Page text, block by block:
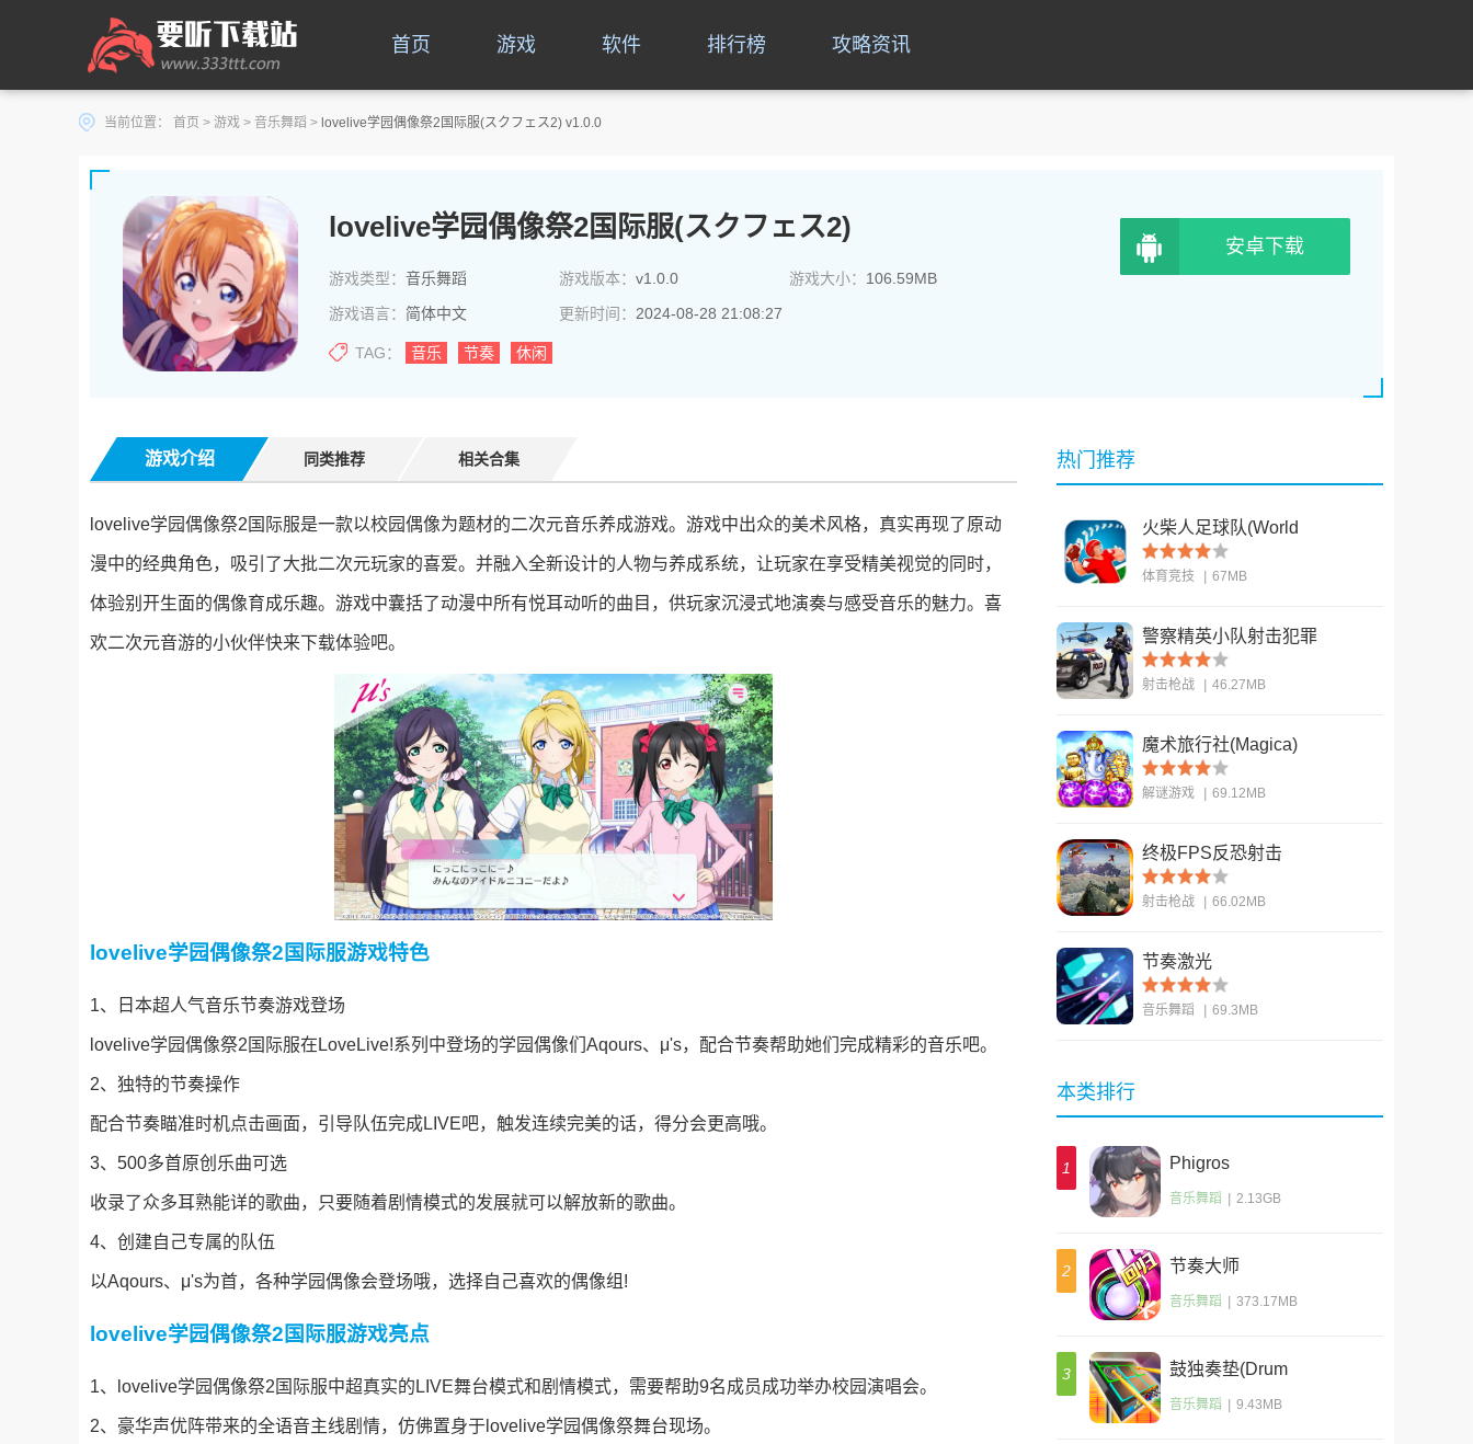
首页 游戏 软件 排行榜 攻略资讯
当前位置： 首页 > 游戏 > 音乐舞蹈 > lovelive学园偶像祭2国际服(スクフェス2) v1.0.0
lovelive学园偶像祭2国际服(スクフェス2)
游戏类型： 音乐舞蹈 游戏版本： v1.0.0 游戏大小： 106.59MB
游戏语言： 简体中文 更新时间： 2024-08-28 21:08:27
TAG： 音乐 节奏 休闲
安卓下载
游戏介绍 同类推荐 相关合集
lovelive学园偶像祭2国际服是一款以校园偶像为题材的二次元音乐养成游戏。游戏中出众的美术风格，真实再现了原动
漫中的经典角色，吸引了大批二次元玩家的喜爱。并融入全新设计的人物与养成系统，让玩家在享受精美视觉的同时，
体验别开生面的偶像育成乐趣。游戏中囊括了动漫中所有悦耳动听的曲目，供玩家沉浸式地演奏与感受音乐的魅力。喜
欢二次元音游的小伙伴快来下载体验吧。
lovelive学园偶像祭2国际服游戏特色
1、日本超人气音乐节奏游戏登场
lovelive学园偶像祭2国际服在LoveLive!系列中登场的学园偶像们Aqours、μ's，配合节奏帮助她们完成精彩的音乐吧。
2、独特的节奏操作
配合节奏瞄准时机点击画面，引导队伍完成LIVE吧，触发连续完美的话，得分会更高哦。
3、500多首原创乐曲可选
收录了众多耳熟能详的歌曲，只要随着剧情模式的发展就可以解放新的歌曲。
4、创建自己专属的队伍
以Aqours、μ's为首，各种学园偶像会登场哦，选择自己喜欢的偶像组!
lovelive学园偶像祭2国际服游戏亮点
1、lovelive学园偶像祭2国际服中超真实的LIVE舞台模式和剧情模式，需要帮助9名成员成功举办校园演唱会。
2、豪华声优阵带来的全语音主线剧情，仿佛置身于lovelive学园偶像祭舞台现场。
热门推荐
火柴人足球队(World
Cup - Stickman
Soccer)
体育竞技 67MB
警察精英小队射击犯罪
(US Police Fps
Shooter)
射击枪战 46.27MB
魔术旅行社(Magica)
解谜游戏 69.12MB
终极FPS反恐射击
(ULTIMATE FPS
Counter Terrorist S)
射击枪战 66.02MB
节奏激光
音乐舞蹈 69.3MB
本类排行
1 Phigros
音乐舞蹈 2.13GB
2 节奏大师
音乐舞蹈 373.17MB
3
鼓独奏垫(Drum
Solo Pads)
音乐舞蹈 9.43MB